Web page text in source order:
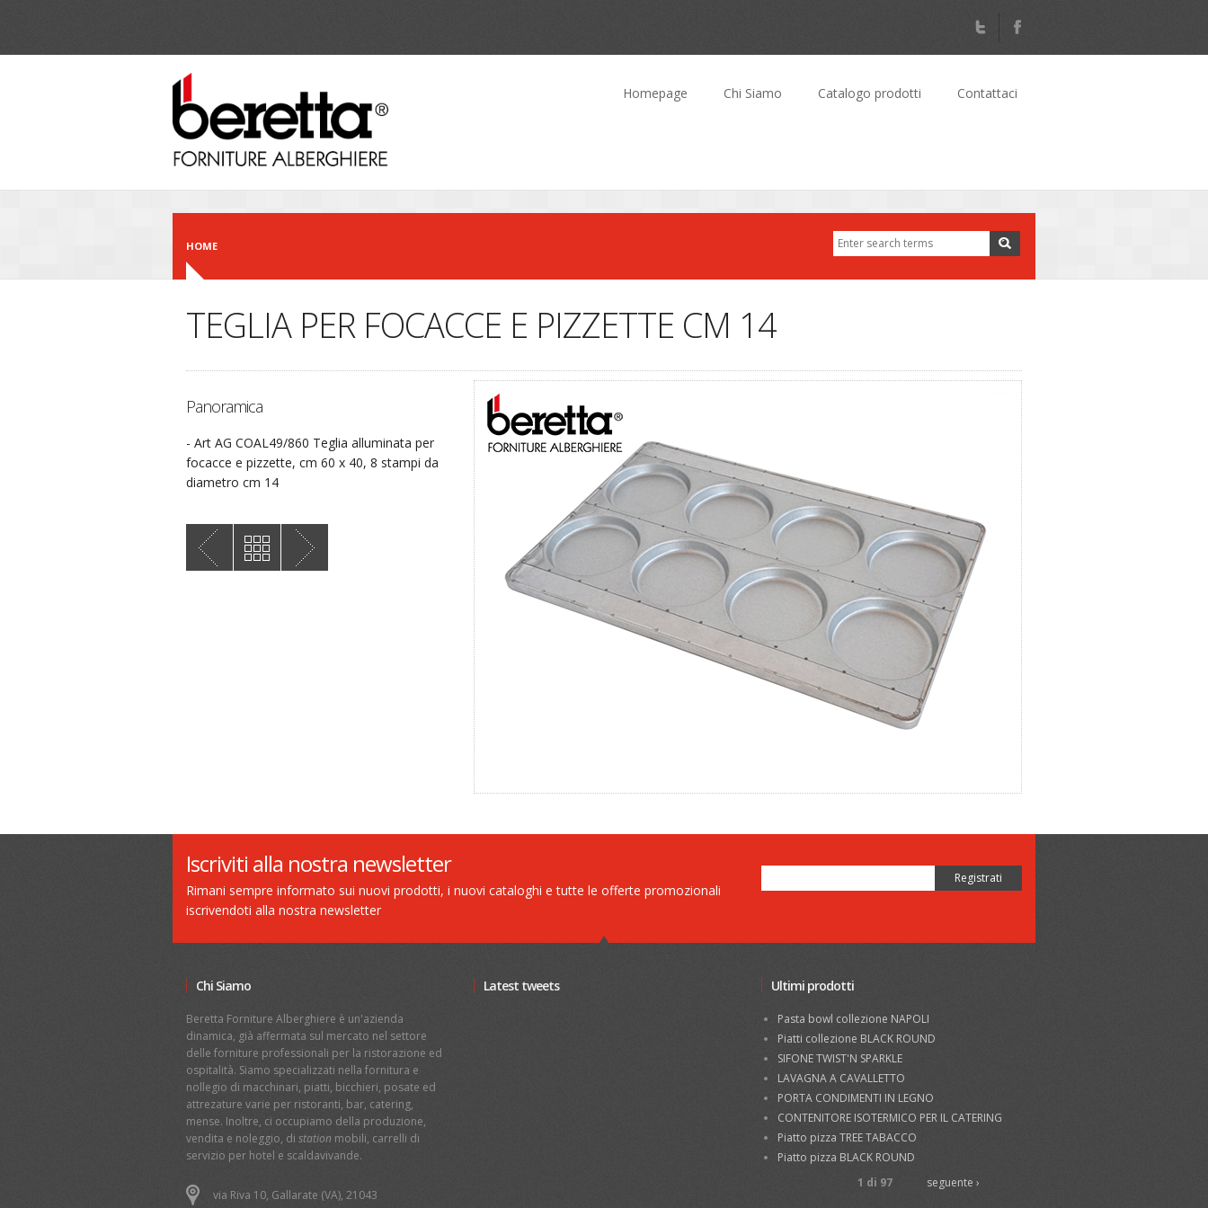
Homepage Chi Siamo Catalogo prodotti Contattaci
HOME Form di ricerca
Cerca
TEGLIA PER FOCACCE E PIZZETTE CM 14
Panoramica
- Art AG COAL49/860 Teglia alluminata per
focacce e pizzette, cm 60 x 40, 8 stampi da
diametro cm 14
Iscriviti alla nostra newsletter
Rimani sempre informato sui nuovi prodotti, i nuovi cataloghi e tutte le offerte promozionali
iscrivendoti alla nostra newsletter
Chi Siamo
Beretta Forniture Alberghiere è un'azienda
dinamica, già affermata sul mercato nel settore
delle forniture professionali per la ristorazione ed
ospitalità. Siamo specializzati nella fornitura e
nollegio di macchinari, piatti, bicchieri, posate ed
attrezature varie per ristoranti, bar, catering,
mense. Inoltre, ci occupiamo della produzione,
vendita e noleggio, di station mobili, carrelli di
servizio per hotel e scaldavivande.
via Riva 10, Gallarate (VA), 21043
Latest tweets Ultimi prodotti
Pasta bowl collezione NAPOLI
Piatti collezione BLACK ROUND
SIFONE TWIST'N SPARKLE
LAVAGNA A CAVALLETTO
PORTA CONDIMENTI IN LEGNO
CONTENITORE ISOTERMICO PER IL CATERING
Piatto pizza TREE TABACCO
Piatto pizza BLACK ROUND
1 di 97
seguente ›